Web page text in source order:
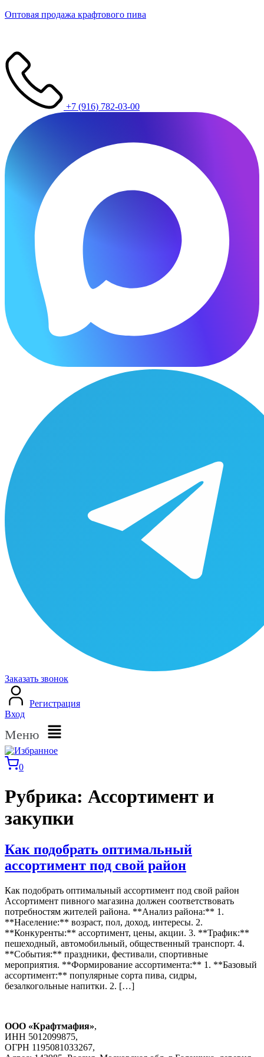
Оптовая продажа крафтового пива
+7 (916) 782-03-00
Заказать звонок
Вход
Регистрация
Меню
0
Рубрика: Ассортимент и
закупки
Как подобрать оптимальный
ассортимент под свой район
Как подобрать оптимальный ассортимент под свой район
Ассортимент пивного магазина должен соответствовать
потребностям жителей района. **Анализ района:** 1.
**Население:** возраст, пол, доход, интересы. 2.
**Конкуренты:** ассортимент, цены, акции. 3. **Трафик:**
пешеходный, автомобильный, общественный транспорт. 4.
**События:** праздники, фестивали, спортивные
мероприятия. **Формирование ассортимента:** 1. **Базовый
ассортимент:** популярные сорта пива, сидры,
безалкогольные напитки. 2. […]
ООО «Крафтмафия»,
ИНН 5012099875,
ОГРН 1195081033267,